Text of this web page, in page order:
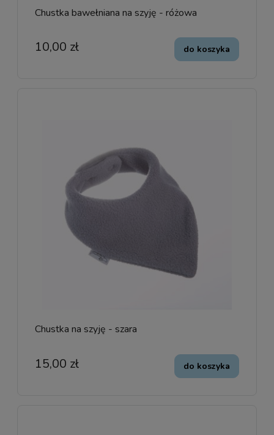
Chustka bawełniana na szyję - różowa
10,00 zł do koszyka
Chustka na szyję - szara
15,00 zł do koszyka